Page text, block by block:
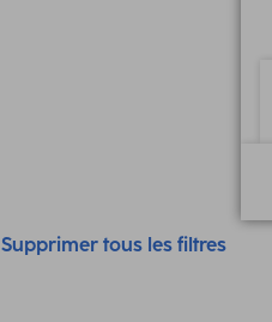
Supprimer tous les filtres